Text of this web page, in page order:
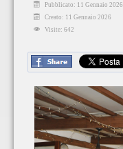
Pubblicato: 11 Gennaio 2026
Creato: 11 Gennaio 2026
Visite: 642